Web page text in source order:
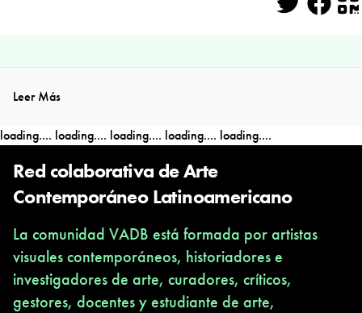
Leer Más
loading.... loading.... loading.... loading.... loading....
Red colaborativa de Arte
Contemporáneo Latinoamericano
La comunidad VADB está formada por artistas
visuales contemporáneos, historiadores e
investigadores de arte, curadores, críticos,
gestores, docentes y estudiante de arte,